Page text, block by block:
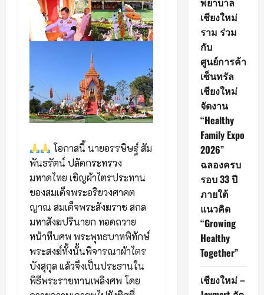
โอกาสนี้ นายอรรษิษฐ์ สัม
พันธรัตน์ ปลัดกระทรวง
มหาดไทย เชิญผ้าไตรประทาน
ของสมเด็จพระอริยวงศาคต
ญาณ สมเด็จพระสังฆราช สกล
มหาสังฆปรินายก ทอดถวาย
หน้าหีบศพ พระพุทธบาทพิทักษ์
พระสงฆ์ทั้งนั้นพิจารณาผ้าไตร
บังสุกุล แล้วจึงเป็นประธานใน
พิธีพระราชทานเพลิงศพ โดย
เชียงใหม่
ราม ร่วม
กับ
ศูนย์การค้า
เซ็นทรัล
เชียงใหม่
จัดงาน
“Healthy
Family Expo
2026”
ฉลองครบ
รอบ 33 ปี
ภายใต้
แนวคิด
“Growing
Healthy
Together”
เชียงใหม่ –